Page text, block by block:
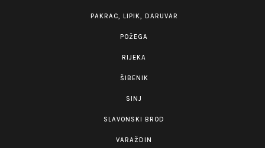
PAKRAC, LIPIK, DARUVAR
POŽEGA
RIJEKA
ŠIBENIK
SINJ
SLAVONSKI BROD
VARAŽDIN